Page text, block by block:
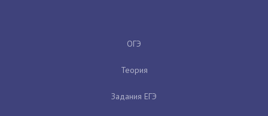
ОГЭ
Теория
Задания ЕГЭ